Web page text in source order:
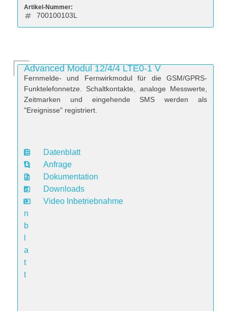
Artikel-Nummer:
700100103L
Advanced Modul 12/4/4 LTE0-1 V
Fernmelde- und Fernwirkmodul für die GSM/GPRS-
Funktelefonnetze. Schaltkontakte, analoge Messwerte,
Zeitmarken und eingehende SMS werden als
"Ereignisse" registriert.
D
a
t
e
n
b
a
t
t
Datenblatt
Anfrage
Dokumentation
Downloads
Video Inbetriebnahme